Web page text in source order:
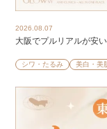
2026.08.07
大阪でプルリアルが安
シワ・たるみ 美白・美